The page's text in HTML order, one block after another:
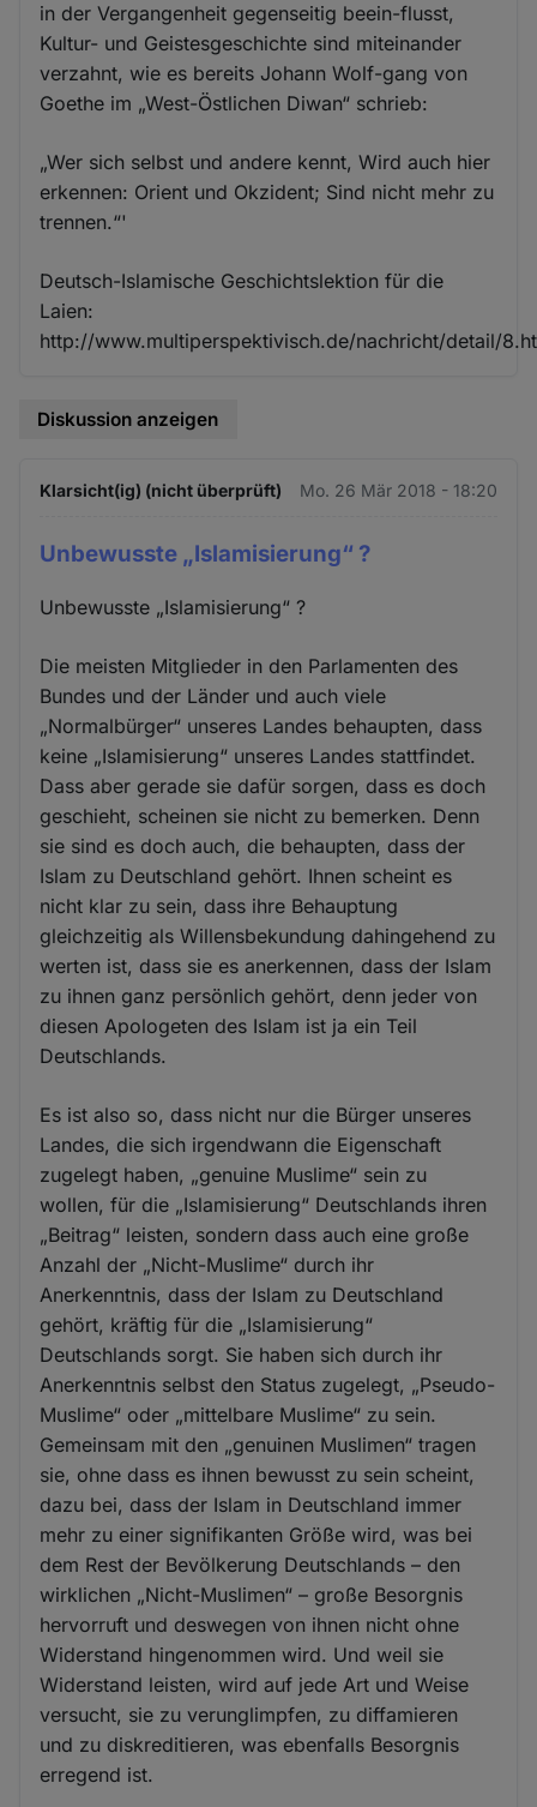
in der Vergangenheit gegenseitig beein-flusst,
Kultur- und Geistesgeschichte sind miteinander
verzahnt, wie es bereits Johann Wolf-gang von
Goethe im „West-Östlichen Diwan“ schrieb:
„Wer sich selbst und andere kennt, Wird auch hier
erkennen: Orient und Okzident; Sind nicht mehr zu
trennen.“'
Deutsch-Islamische Geschichtslektion für die
Laien:
http://www.multiperspektivisch.de/nachricht/detail/
Diskussion anzeigen
Klarsicht(ig) (nicht überprüft) Mo. 26 Mär 2018 - 18:20
Unbewusste „Islamisierung“ ?
Unbewusste „Islamisierung“ ?
Die meisten Mitglieder in den Parlamenten des
Bundes und der Länder und auch viele
„Normalbürger“ unseres Landes behaupten, dass
keine „Islamisierung“ unseres Landes stattfindet.
Dass aber gerade sie dafür sorgen, dass es doch
geschieht, scheinen sie nicht zu bemerken. Denn
sie sind es doch auch, die behaupten, dass der
Islam zu Deutschland gehört. Ihnen scheint es
nicht klar zu sein, dass ihre Behauptung
gleichzeitig als Willensbekundung dahingehend zu
werten ist, dass sie es anerkennen, dass der Islam
zu ihnen ganz persönlich gehört, denn jeder von
diesen Apologeten des Islam ist ja ein Teil
Deutschlands.
Es ist also so, dass nicht nur die Bürger unseres
Landes, die sich irgendwann die Eigenschaft
zugelegt haben, „genuine Muslime“ sein zu
wollen, für die „Islamisierung“ Deutschlands ihren
„Beitrag“ leisten, sondern dass auch eine große
Anzahl der „Nicht-Muslime“ durch ihr
Anerkenntnis, dass der Islam zu Deutschland
gehört, kräftig für die „Islamisierung“
Deutschlands sorgt. Sie haben sich durch ihr
Anerkenntnis selbst den Status zugelegt, „Pseudo-
Muslime“ oder „mittelbare Muslime“ zu sein.
Gemeinsam mit den „genuinen Muslimen“ tragen
sie, ohne dass es ihnen bewusst zu sein scheint,
dazu bei, dass der Islam in Deutschland immer
mehr zu einer signifikanten Größe wird, was bei
dem Rest der Bevölkerung Deutschlands – den
wirklichen „Nicht-Muslimen“ – große Besorgnis
hervorruft und deswegen von ihnen nicht ohne
Widerstand hingenommen wird. Und weil sie
Widerstand leisten, wird auf jede Art und Weise
versucht, sie zu verunglimpfen, zu diffamieren
und zu diskreditieren, was ebenfalls Besorgnis
erregend ist.